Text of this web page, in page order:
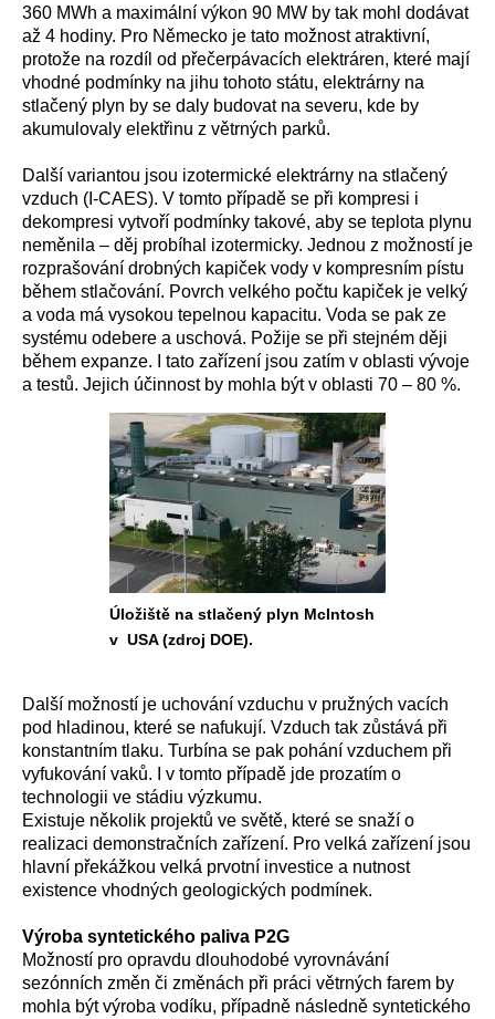
360 MWh a maximální výkon 90 MW by tak mohl dodávat
až 4 hodiny. Pro Německo je tato možnost atraktivní,
protože na rozdíl od přečerpávacích elektráren, které mají
vhodné podmínky na jihu tohoto státu, elektrárny na
stlačený plyn by se daly budovat na severu, kde by
akumulovaly elektřinu z větrných parků.
Další variantou jsou izotermické elektrárny na stlačený
vzduch (I-CAES). V tomto případě se při kompresi i
dekompresi vytvoří podmínky takové, aby se teplota plynu
neměnila – děj probíhal izotermicky. Jednou z možností je
rozprašování drobných kapiček vody v kompresním pístu
během stlačování. Povrch velkého počtu kapiček je velký
a voda má vysokou tepelnou kapacitu. Voda se pak ze
systému odebere a uschová. Požije se při stejném ději
během expanze. I tato zařízení jsou zatím v oblasti vývoje
a testů. Jejich účinnost by mohla být v oblasti 70 – 80 %.
Úložiště na stlačený plyn McIntosh
v USA (zdroj DOE).
Další možností je uchování vzduchu v pružných vacích
pod hladinou, které se nafukují. Vzduch tak zůstává při
konstantním tlaku. Turbína se pak pohání vzduchem při
vyfukování vaků. I v tomto případě jde prozatím o
technologii ve stádiu výzkumu.
Existuje několik projektů ve světě, které se snaží o
realizaci demonstračních zařízení. Pro velká zařízení jsou
hlavní překážkou velká prvotní investice a nutnost
existence vhodných geologických podmínek.
Výroba syntetického paliva P2G
Možností pro opravdu dlouhodobé vyrovnávání
sezónních změn či změnách při práci větrných farem by
mohla být výroba vodíku, případně následně syntetického